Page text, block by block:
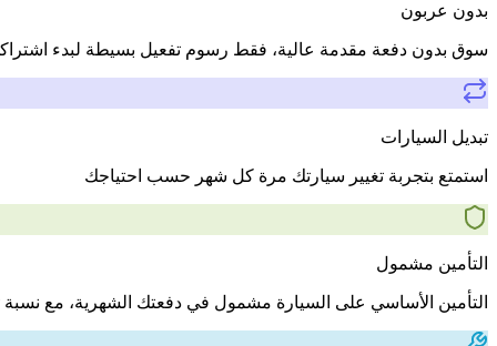
بدون عربون
سوق بدون دفعة مقدمة عالية، فقط رسوم تفعيل بسيطة لبدء
تبديل السيارات
استمتع بتجربة تغيير سيارتك مرة كل شهر حسب احتياجك
التأمين مشمول
التأمين الأساسي على السيارة مشمول في دفعتك الشهرية، مع